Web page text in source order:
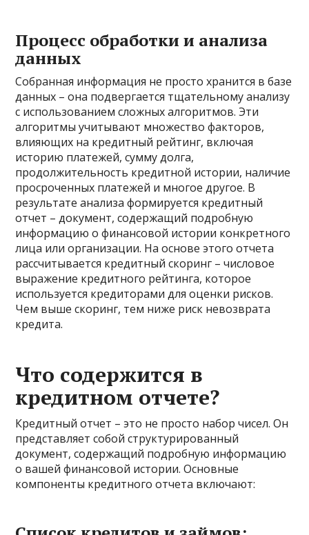
Процесс обработки и анализа
данных
Собранная информация не просто хранится в базе
данных – она подвергается тщательному анализу
с использованием сложных алгоритмов. Эти
алгоритмы учитывают множество факторов,
влияющих на кредитный рейтинг, включая
историю платежей, сумму долга,
продолжительность кредитной истории, наличие
просроченных платежей и многое другое. В
результате анализа формируется кредитный
отчет – документ, содержащий подробную
информацию о финансовой истории конкретного
лица или организации. На основе этого отчета
рассчитывается кредитный скоринг – числовое
выражение кредитного рейтинга, которое
используется кредиторами для оценки рисков.
Чем выше скоринг, тем ниже риск невозврата
кредита.
Что содержится в
кредитном отчете?
Кредитный отчет – это не просто набор чисел. Он
представляет собой структурированный
документ, содержащий подробную информацию
о вашей финансовой истории. Основные
компоненты кредитного отчета включают: